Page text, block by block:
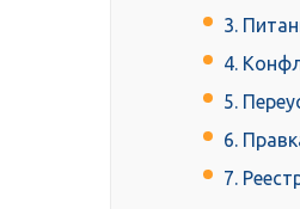
3.
4.
5.
6.
7.